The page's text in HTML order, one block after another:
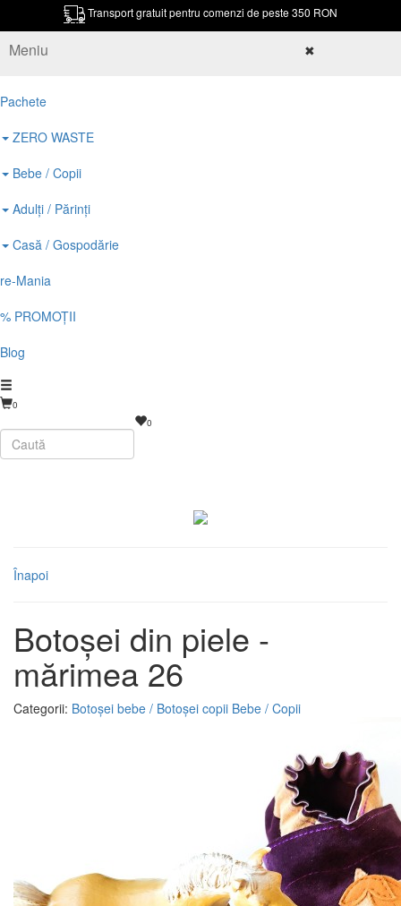
Transport gratuit pentru comenzi de peste 350 RON
Meniu ✖
Pachete
ZERO WASTE
Bebe / Copii
Adulți / Părinți
Casă / Gospodărie
re-Mania
% PROMOȚII
Blog
0
0
Înapoi
Botoșei din piele -
mărimea 26
Categorii: Botoșei bebe / Botoșei copii Bebe / Copii